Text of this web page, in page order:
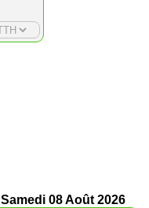
Samedi 08 Août 2026